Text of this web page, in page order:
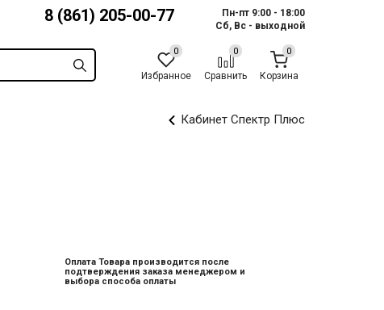
8 (861) 205-00-77
Пн-пт 9:00 - 18:00
Сб, Вс - выходной
Избранное Сравнить Корзина
Кабинет Спектр Плюс
Оплата Товара производится после
подтверждения заказа менеджером и
выбора способа оплаты